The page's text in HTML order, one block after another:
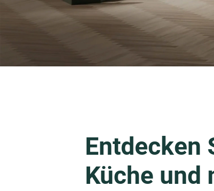
Entdecken
Küche und